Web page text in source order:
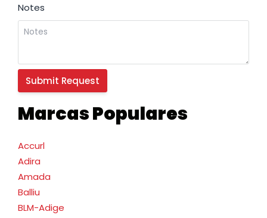
Marcas Populares
Accurl
Adira
Amada
Balliu
BLM-Adige
Notes